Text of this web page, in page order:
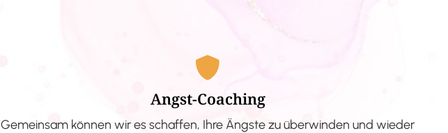
Angst-Coaching
Gemeinsam können wir es schaffen, Ihre Ängste zu überwinden und wieder